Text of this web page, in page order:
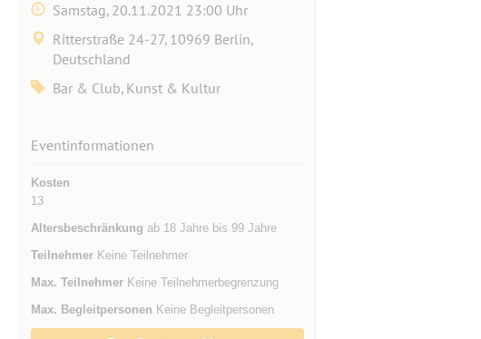
Samstag, 20.11.2021 23:00 Uhr
Ritterstraße 24-27, 10969 Berlin,
Deutschland
Bar & Club, Kunst & Kultur
Eventinformationen
Kosten
13
Altersbeschränkung ab 18 Jahre bis 99 Jahre
TeilnehmerKeine Teilnehmer
Max. TeilnehmerKeine Teilnehmerbegrenzung
Max. Begleitpersonen Keine Begleitpersonen